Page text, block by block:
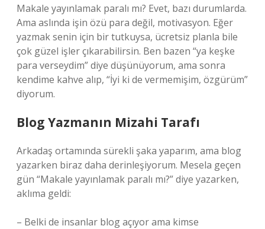
Makale yayınlamak paralı mı? Evet, bazı durumlarda.
Ama aslında işin özü para değil, motivasyon. Eğer
yazmak senin için bir tutkuysa, ücretsiz planla bile
çok güzel işler çıkarabilirsin. Ben bazen “ya keşke
para verseydim” diye düşünüyorum, ama sonra
kendime kahve alıp, “İyi ki de vermemişim, özgürüm”
diyorum.
Blog Yazmanın Mizahi Tarafı
Arkadaş ortamında sürekli şaka yaparım, ama blog
yazarken biraz daha derinleşiyorum. Mesela geçen
gün “Makale yayınlamak paralı mı?” diye yazarken,
aklıma geldi:
– Belki de insanlar blog açıyor ama kimse